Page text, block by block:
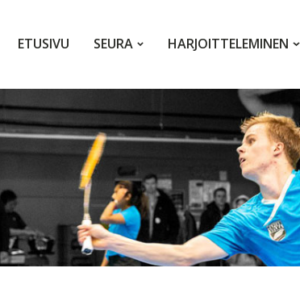
ETUSIVU SEURA HARJOITTELEMINEN